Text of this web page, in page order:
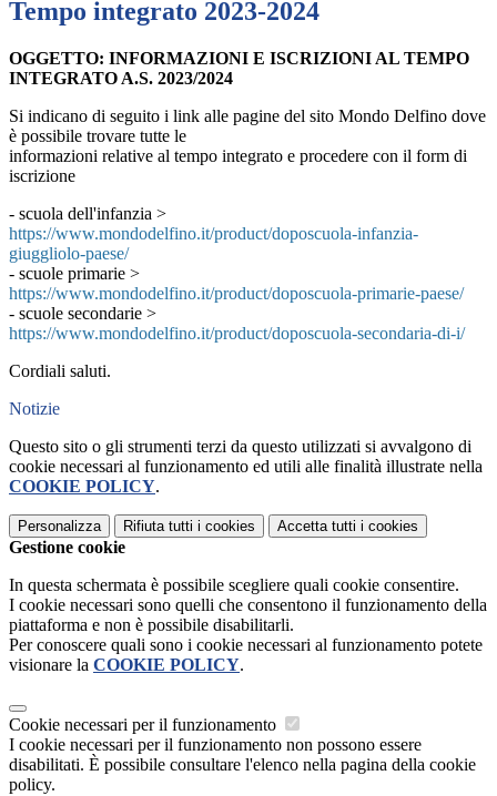
Tempo integrato 2023-2024
OGGETTO: INFORMAZIONI E ISCRIZIONI AL TEMPO
INTEGRATO A.S. 2023/2024
Si indicano di seguito i link alle pagine del sito Mondo Delfino dove
è possibile trovare tutte le
informazioni relative al tempo integrato e procedere con il form di
iscrizione
- scuola dell'infanzia >
https://www.mondodelfino.it/product/doposcuola-infanzia-
giuggliolo-paese/
- scuole primarie >
https://www.mondodelfino.it/product/doposcuola-primarie-paese/
- scuole secondarie >
https://www.mondodelfino.it/product/doposcuola-secondaria-di-i/
Cordiali saluti.
Notizie
Questo sito o gli strumenti terzi da questo utilizzati si avvalgono di
cookie necessari al funzionamento ed utili alle finalità illustrate nella
COOKIE POLICY.
Personalizza Rifiuta tutti i cookies Accetta tutti i cookies
Gestione cookie
In questa schermata è possibile scegliere quali cookie consentire.
I cookie necessari sono quelli che consentono il funzionamento della
piattaforma e non è possibile disabilitarli.
Per conoscere quali sono i cookie necessari al funzionamento potete
visionare la COOKIE POLICY.
Cookie necessari per il funzionamento
I cookie necessari per il funzionamento non possono essere
disabilitati. È possibile consultare l'elenco nella pagina della cookie
policy.